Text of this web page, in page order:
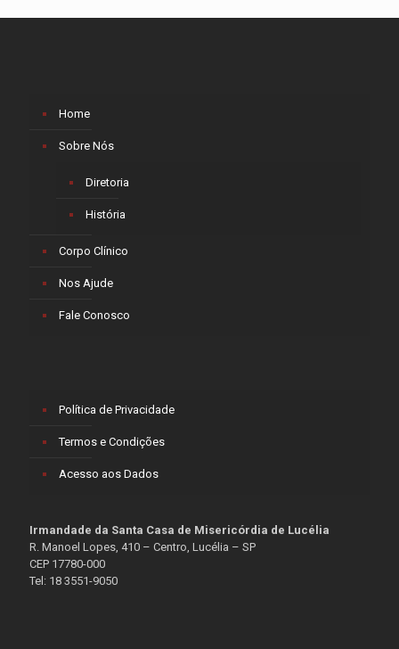
Home
Sobre Nós
Diretoria
História
Corpo Clínico
Nos Ajude
Fale Conosco
Política de Privacidade
Termos e Condições
Acesso aos Dados
Irmandade da Santa Casa de Misericórdia de Lucélia
R. Manoel Lopes, 410 – Centro, Lucélia – SP
CEP 17780-000
Tel: 18 3551-9050